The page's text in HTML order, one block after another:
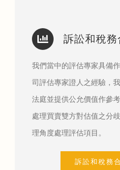
訴訟和稅務
我們當中的評估專家具備
司評估專家證人之經驗，
法庭並提供公允價值作參
處理買賣雙方對估值之分
理角度處理評估項目。
訴訟和稅務